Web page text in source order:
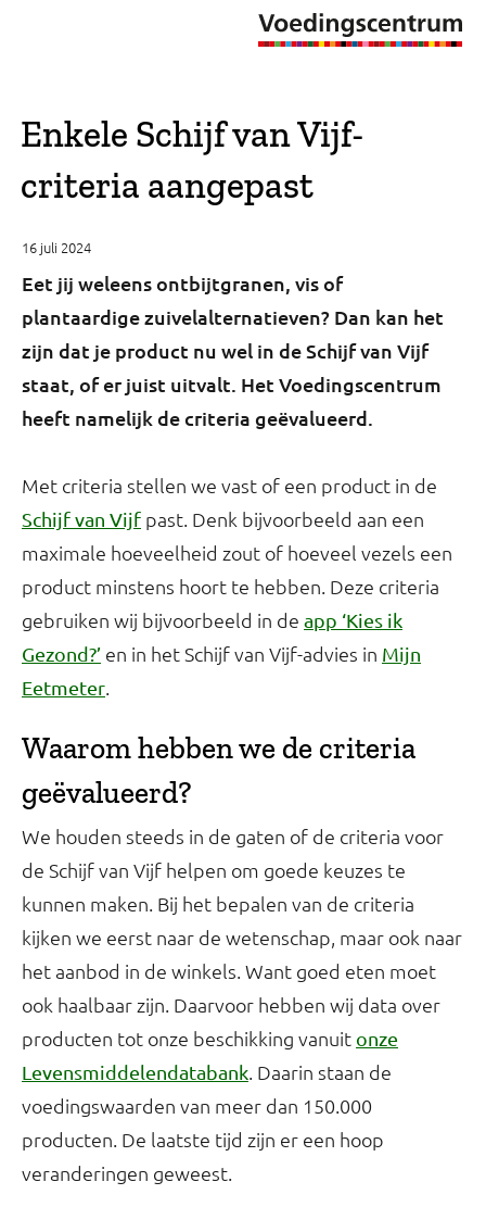
Enkele Schijf van Vijf-
criteria aangepast
16 juli 2024
Eet jij weleens ontbijtgranen, vis of
plantaardige zuivelalternatieven? Dan kan het
zijn dat je product nu wel in de Schijf van Vijf
staat, of er juist uitvalt. Het Voedingscentrum
heeft namelijk de criteria geëvalueerd.
Met criteria stellen we vast of een product in de
Schijf van Vijf past. Denk bijvoorbeeld aan een
maximale hoeveelheid zout of hoeveel vezels een
product minstens hoort te hebben. Deze criteria
gebruiken wij bijvoorbeeld in de app ‘Kies ik
Gezond?’ en in het Schijf van Vijf-advies in Mijn
Eetmeter.
Waarom hebben we de criteria
geëvalueerd?
We houden steeds in de gaten of de criteria voor
de Schijf van Vijf helpen om goede keuzes te
kunnen maken. Bij het bepalen van de criteria
kijken we eerst naar de wetenschap, maar ook naar
het aanbod in de winkels. Want goed eten moet
ook haalbaar zijn. Daarvoor hebben wij data over
producten tot onze beschikking vanuit onze
Levensmiddelendatabank. Daarin staan de
voedingswaarden van meer dan 150.000
producten. De laatste tijd zijn er een hoop
veranderingen geweest.